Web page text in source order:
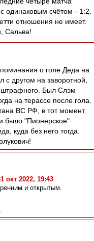
одинаковым счётом - 1:2.
отношения не имеет.
Сальва!
о голе Деда на
другом на заворотной,
штрафного. Был Слэм
на терассе после гола.
ВС РФ, в тот момент
было "Пионерское"
куда без него тогда.
окт 2022, 19:43
и открытым.